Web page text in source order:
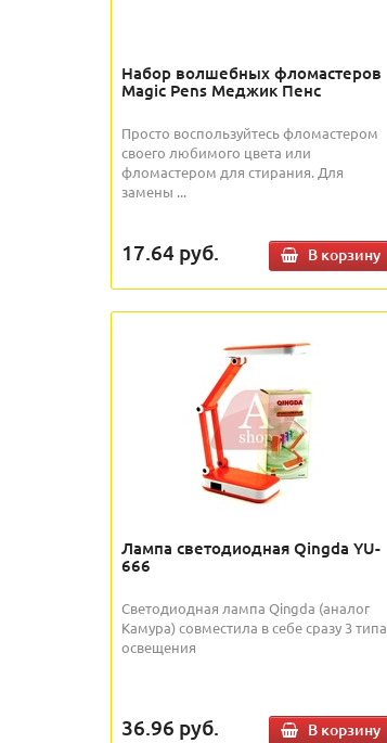
Набор волшебных фломастеров
Magic Pens Меджик Пенс
Просто воспользуйтесь фломастером
своего любимого цвета или
фломастером для стирания. Для
замены ...
17.64 руб. В корзину
Лампа светодиодная Qingda YU-
666
Светодиодная лампа Qingda (аналог
Камура) совместила в себе сразу 3 типа
освещения
36.96 руб. В корзину